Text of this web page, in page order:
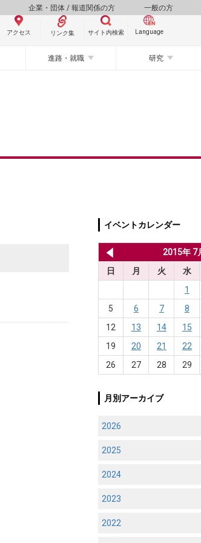
企業・団体 / 報道関係の方 一般の方
アクセス リンク集 サイト内検索 Language
進路・就職 研究
イベントカレンダー
2015年 7
日
月 火 水
1
5
6 7 8
12
13 14 15
19
20 21 22
26
27 28 29
月別アーカイブ
2026
2025
2024
2023
2022